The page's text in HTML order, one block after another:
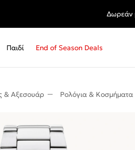
Δωρεάν
Παιδί End of Season Deals
& Αξεσουάρ Ρολόγια & Κοσμήματα